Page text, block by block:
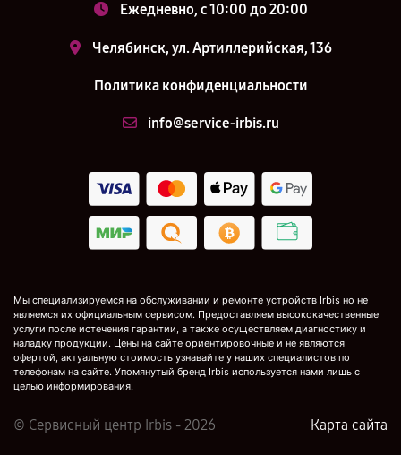
Ежедневно, с 10:00 до 20:00
Челябинск, ул. Артиллерийская, 136
Политика конфиденциальности
info@service-irbis.ru
Мы специализируемся на обслуживании и ремонте устройств Irbis но не
являемся их официальным сервисом. Предоставляем высококачественные
услуги после истечения гарантии, а также осуществляем диагностику и
наладку продукции. Цены на сайте ориентировочные и не являются
офертой, актуальную стоимость узнавайте у наших специалистов по
телефонам на сайте. Упомянутый бренд Irbis используется нами лишь с
целью информирования.
© Сервисный центр Irbis - 2026 Карта сайта